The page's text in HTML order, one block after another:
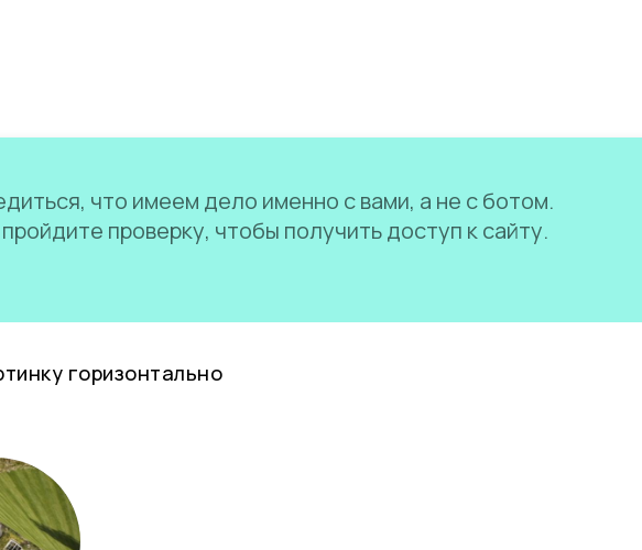
что имеем дело именно с вами, а не с ботом.
проверку, чтобы получить доступ к сайту.
горизонтально